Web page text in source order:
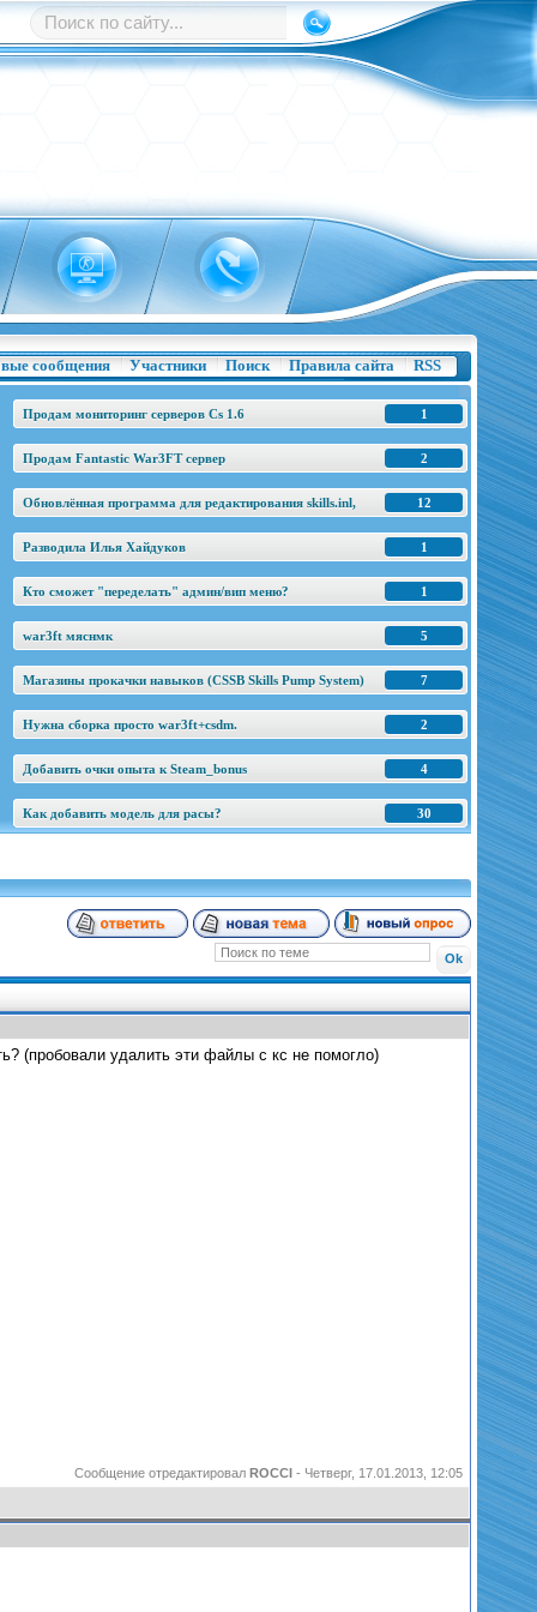
сообщения Участники Поиск Правила сайта RSS
1
Продам мониторинг серверов Cs 1.6
2
Продам Fantastic War3FT сервер
12
Обновлённая программа для редактирования skills.inl,
1
Разводила Илья Хайдуков
1
Кто сможет "переделать" админ/вип меню?
5
war3ft мяснмк
7
Магазины прокачки навыков (CSSB Skills Pump System)
2
Нужна сборка просто war3ft+csdm.
4
Добавить очки опыта к Steam_bonus
30
Как добавить модель для расы?
(пробовали удалить эти файлы с кс не помогло)
Сообщение отредактировал ROCCI - Четверг, 17.01.2013, 12:05